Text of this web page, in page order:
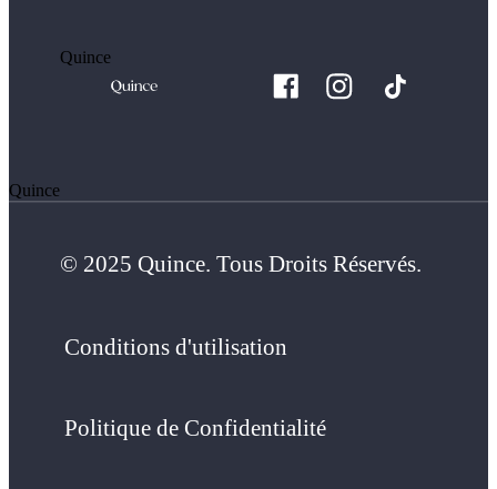
Quince
Quince
© 2025 Quince. Tous Droits Réservés.
Conditions d'utilisation
Politique de Confidentialité